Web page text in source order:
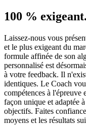
100 %
Laissez-nous vous
et le plus exigeant du
formule affinée de son
personnalisé est
à votre feedback. Il
identiques. Le Coach
compétences à l'épreuve
façon unique et adaptée
objectifs. Faites
moyens et les résultats